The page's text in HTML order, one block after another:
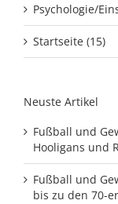
Psychologie/
Startseite (15)
Neuste Artikel
Fußball und
Hooligans und
Fußball und
bis zu den 70-